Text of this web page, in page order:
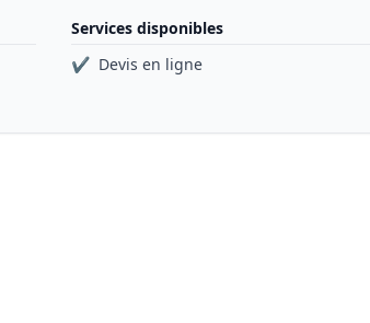
Services disponibles
✔ Devis en ligne